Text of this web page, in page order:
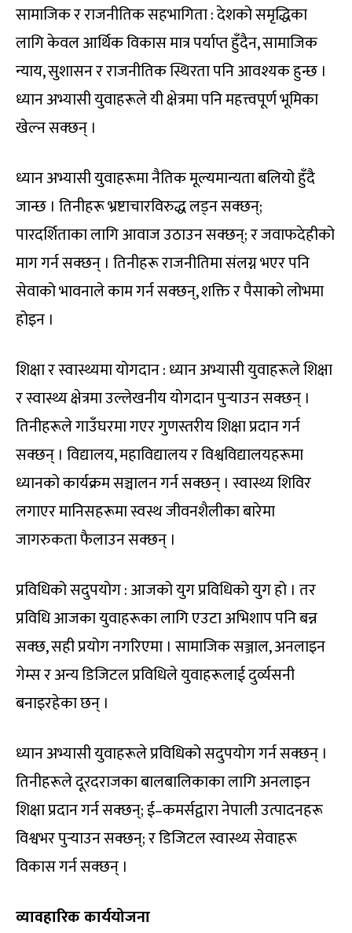
सामाजिक र राजनीतिक सहभागिता : देशको समृद्धिका
लागि केवल आर्थिक विकास मात्र पर्याप्त हुँदैन, सामाजिक
न्याय, सुशासन र राजनीतिक स्थिरता पनि आवश्यक हुन्छ ।
ध्यान अभ्यासी युवाहरूले यी क्षेत्रमा पनि महत्त्वपूर्ण भूमिका
खेल्न सक्छन् ।
ध्यान अभ्यासी युवाहरूमा नैतिक मूल्यमान्यता बलियो हुँदै
जान्छ । तिनीहरू भ्रष्टाचारविरुद्ध लड्न सक्छन्;
पारदर्शिताका लागि आवाज उठाउन सक्छन्; र जवाफदेहीको
माग गर्न सक्छन् । तिनीहरू राजनीतिमा संलग्न भएर पनि
सेवाको भावनाले काम गर्न सक्छन्, शक्ति र पैसाको लोभमा
होइन ।
शिक्षा र स्वास्थ्यमा योगदान : ध्यान अभ्यासी युवाहरूले शिक्षा
र स्वास्थ्य क्षेत्रमा उल्लेखनीय योगदान पुर्‍याउन सक्छन् ।
तिनीहरूले गाउँघरमा गएर गुणस्तरीय शिक्षा प्रदान गर्न
सक्छन् । विद्यालय, महाविद्यालय र विश्वविद्यालयहरूमा
ध्यानको कार्यक्रम सञ्चालन गर्न सक्छन् । स्वास्थ्य शिविर
लगाएर मानिसहरूमा स्वस्थ जीवनशैलीका बारेमा
जागरुकता फैलाउन सक्छन् ।
प्रविधिको सदुपयोग : आजको युग प्रविधिको युग हो । तर
प्रविधि आजका युवाहरूका लागि एउटा अभिशाप पनि बन्न
सक्छ, सही प्रयोग नगरिएमा । सामाजिक सञ्जाल, अनलाइन
गेम्स र अन्य डिजिटल प्रविधिले युवाहरूलाई दुर्व्यसनी
बनाइरहेका छन् ।
ध्यान अभ्यासी युवाहरूले प्रविधिको सदुपयोग गर्न सक्छन् ।
तिनीहरूले दूरदराजका बालबालिकाका लागि अनलाइन
शिक्षा प्रदान गर्न सक्छन्; ई–कमर्सद्वारा नेपाली उत्पादनहरू
विश्वभर पुर्‍याउन सक्छन्; र डिजिटल स्वास्थ्य सेवाहरू
विकास गर्न सक्छन् ।
व्यावहारिक कार्ययोजना